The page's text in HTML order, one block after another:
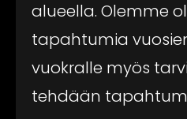
alueella. Olemme
tapahtumia
vuokralle myös
tehdään